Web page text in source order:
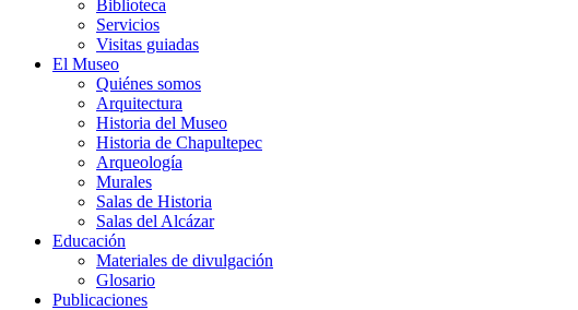
Biblioteca
Servicios
Visitas guiadas
El Museo
Quiénes somos
Arquitectura
Historia del Museo
Historia de Chapultepec
Arqueología
Murales
Salas de Historia
Salas del Alcázar
Educación
Materiales de divulgación
Glosario
Publicaciones